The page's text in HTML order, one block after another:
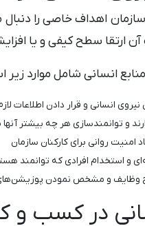
اهداف خاصی را
آن ارتقا سطح کیفی و یا
انسانی شامل موارد زیر
انسانی و قرار دادن اطلاعات
و توانمندسازی هر چه بیشتر آنها
امنیت روانی برای کارکنان سازمان
و استخدام افرادی که توانمند
وظایف و مشخص نمودن پوزیشن‌های
در کسب و